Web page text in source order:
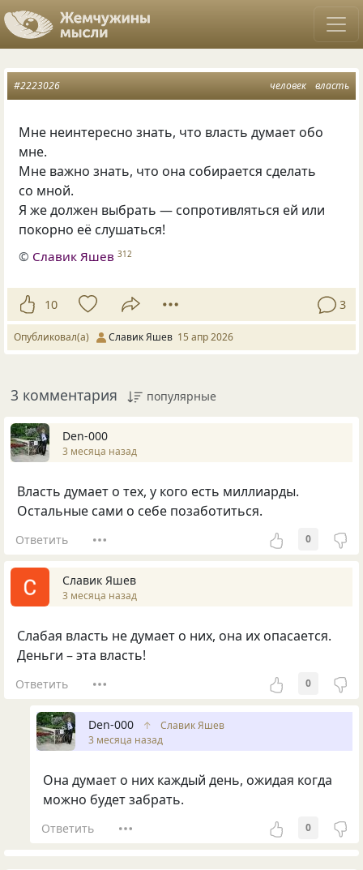
человек власть
#2223026
Мне неинтересно знать, что власть думает обо
мне.
Мне важно знать, что она собирается сделать
со мной.
Я же должен выбрать — сопротивляться ей или
покорно её слушаться!
© Славик Яшев 312
10 3
Опубликовал(а) Славик Яшев 15 апр 2026
3 комментария популярные
Den-000
3 месяца назад
Власть думает о тех, у кого есть миллиарды.
Остальные сами о себе позаботиться.
Ответить 0
Славик Яшев
3 месяца назад
Слабая власть не думает о них, она их опасается.
Деньги – эта власть!
Ответить 0
Den-000 ↑
Славик Яшев
3 месяца назад
Она думает о них каждый день, ожидая когда
можно будет забрать.
Ответить 0